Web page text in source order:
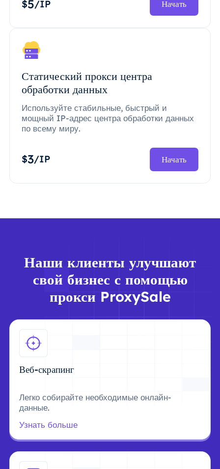
$5/IP Начать
Статический прокси центра
обработки данных
Используйте стабильные, быстрый и
мощный IP-адрес центра обработки данных
по всему миру.
$3/IP Начать
Наши клиенты улучшают
свой бизнес с помощью
прокси ProxySale
Веб-скрапинг
Легко собирайте необходимые онлайн-
данные.
Узнать больше